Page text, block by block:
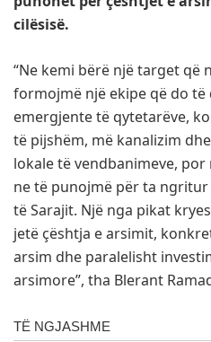
cilësisë.
“Ne kemi bërë një target që
formojmë një ekipe që do
emergjente të qytetarëve,
të pijshëm, më kanalizim
lokale të vendbanimeve,
ne të punojmë për ta
të Sarajit. Një nga pikat
jetë çështja e arsimit,
arsim dhe paralelisht
arsimore”, tha Blerant